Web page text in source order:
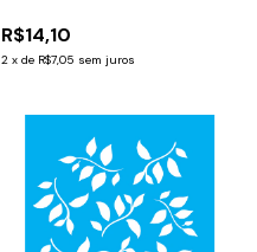
R$14,10
2 x de R$7,05 sem juros